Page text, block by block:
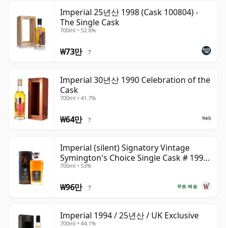
Imperial 25년산 1998 (Cask 100804) -
The Single Cask
700ml • 52.8%
₩73만 ?
Imperial 30년산 1990 Celebration of the
Cask
700ml • 41.7%
₩64만 ?
Imperial (silent) Signatory Vintage
Symington's Choice Single Cask # 1995
30년산
700ml • 53%
무료 배송
₩96만 ?
Imperial 1994 / 25년산 / UK Exclusive
700ml • 44.1%